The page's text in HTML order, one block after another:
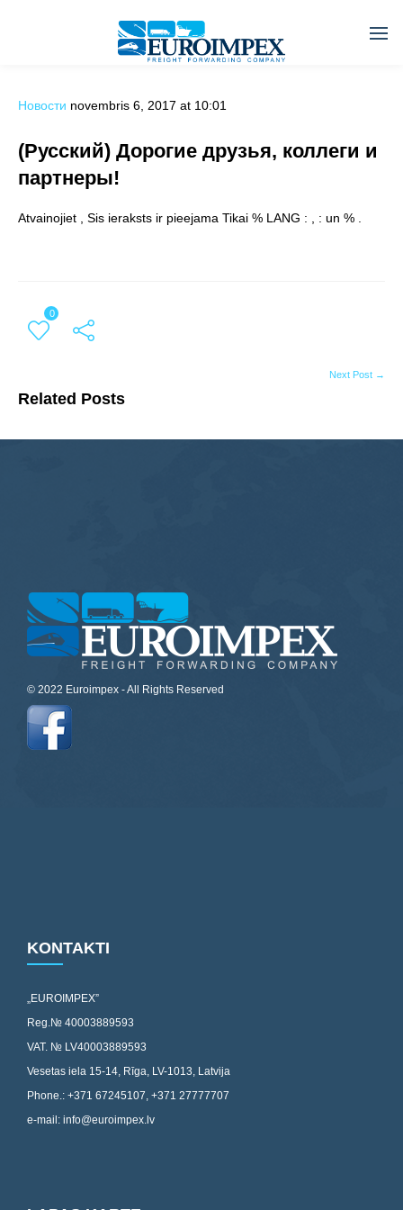
Новости novembris 6, 2017 at 10:01
(Русский) Дорогие друзья, коллеги и
партнеры!
Atvainojiet , Sis ieraksts ir pieejama Tikai % LANG : , : un % .
0
Related Posts
Next Post →
© 2022 Euroimpex - All Rights Reserved
KONTAKTI
„EUROIMPEX”
Reg.№ 40003889593
VAT. № LV40003889593
Vesetas iela 15-14, Rīga, LV-1013, Latvija
Phone.: +371 67245107, +371 27777707
e-mail: info@euroimpex.lv